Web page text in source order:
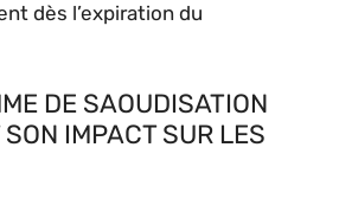
dès l’expiration du
DE SAOUDISATION
IMPACT SUR LES